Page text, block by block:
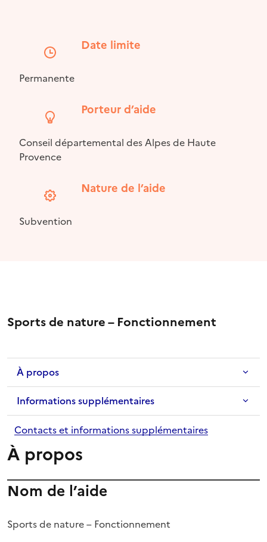
Date limite
Permanente
Porteur d’aide
Conseil départemental des Alpes de Haute
Provence
Nature de l’aide
Subvention
Sports de nature – Fonctionnement
À propos
Informations supplémentaires
Contacts et informations supplémentaires
À propos
Nom de l’aide
Sports de nature – Fonctionnement